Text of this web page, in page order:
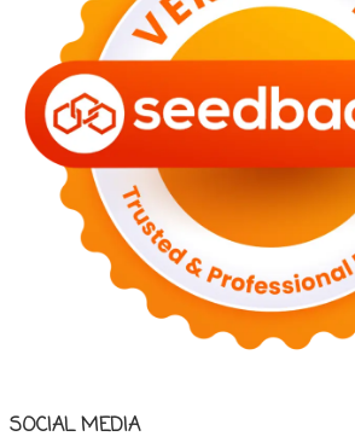
SOCIAL MEDIA